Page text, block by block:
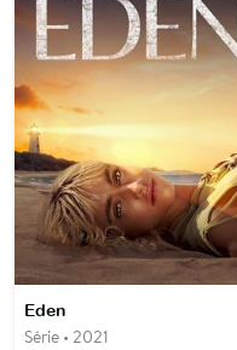
Eden
Série • 2021